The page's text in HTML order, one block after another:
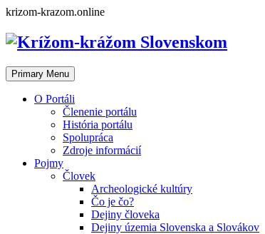
Skip
content
krizom-krazom.online
Primary Menu
O Portáli
Členenie portálu
História portálu
Spolupráca
Zdroje informácií
Pojmy
Človek
Archeologické kultúry
Čo je čo?
Dejiny človeka
Dejiny územia Slovenska a Slovákov